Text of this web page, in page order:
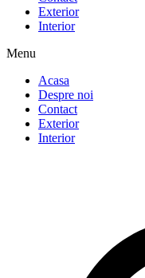
Exterior
Interior
Menu
Acasa
Despre noi
Contact
Exterior
Interior